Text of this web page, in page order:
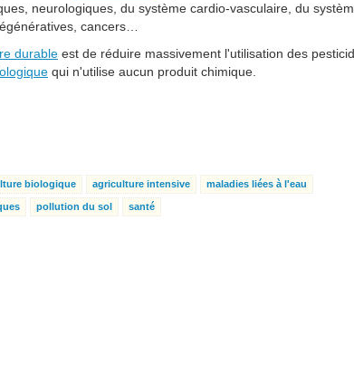
neurologiques, du système cardio-vasculaire, du
cancers…
durable est de réduire massivement l'utilisation des
qui n'utilise aucun produit chimique.
biologique agriculture intensive maladies liées à l'eau
pollution du sol santé